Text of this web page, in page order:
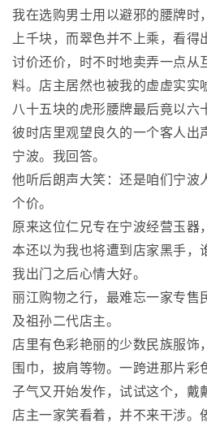
我在选购男士用以避邪的腰牌时
上千块，而翠色并不上乘，看
讨价还价，时不时地卖弄一点从
料。店主居然也被我的虚虚实实
八十五块的虎形腰牌最后竟以六
彼时店里观望良久的一个客人出
宁波。我回答。
他听后朗声大笑：还是咱们宁波
个价。
原来这位仁兄专在宁波经营玉器
本还以为我也将遭到店家黑手，
我出门之后心情大好。
丽江购物之行，最难忘一家专售
及祖孙二代店主。
店里有色彩艳丽的少数民族服饰
围巾，披肩等物。一跨进那片彩
子气又开始发作，试试这个，戴
店主一家笑看着，并不来干涉。